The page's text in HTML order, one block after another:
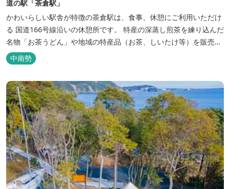
道の駅「茶倉駅」
かわいらしい駅舎が特徴の茶倉駅は、食事、休憩にご利用いただけ
る 国道166号線沿いの休憩所です。 特産の深蒸し煎茶を練り込んだ
名物「お茶うどん」や地域の特産品（お茶、しいたけ等）を販売。
吊り橋をわたれば宿泊施設のエバーグレイズ香肌峡まですぐ。 【イ
チオシ名物】 ・味噌カツ丼…地元産の甘味噌を使ったボリュームた
っぷりの丼ぶり。 松阪の観光情報は、松阪観光インフォメ...
中南勢